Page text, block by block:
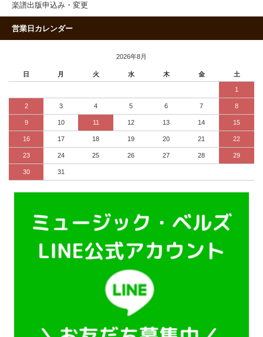
楽譜出版申込み・変更
営業日カレンダー
2026年8月
日 月 火 水 木 金 土
1
2 3 4 5 6 7 8
9 10 11 12 13 14 15
16 17 18 19 20 21 22
23 24 25 26 27 28 29
30 31